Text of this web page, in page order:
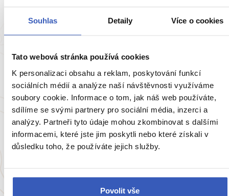
Souhlas Detaily Více o cookies
Tato webová stránka používá cookies
K personalizaci obsahu a reklam, poskytování funkcí
sociálních médií a analýze naší návštěvnosti využíváme
soubory cookie. Informace o tom, jak náš web používáte,
sdílíme se svými partnery pro sociální média, inzerci a
analýzy. Partneři tyto údaje mohou zkombinovat s dalšími
informacemi, které jste jim poskytli nebo které získali v
důsledku toho, že používáte jejich služby.
Povolit vše
Oblíbená místa